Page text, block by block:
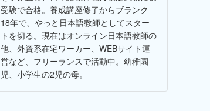
受験で合格。養成講座修了からブランク
18年で、やっと日本語教師としてスター
トを切る。現在はオンライン日本語教師の
他、外資系在宅ワーカー、WEBサイト運
営など、フリーランスで活動中。幼稚園
児、小学生の2児の母。